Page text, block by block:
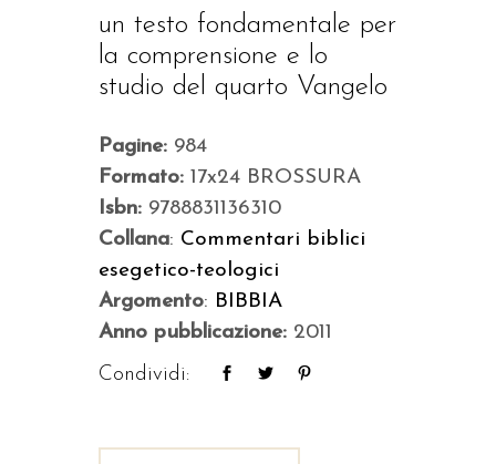
un testo fondamentale per
la comprensione e lo
studio del quarto Vangelo
Pagine: 984
Formato: 17x24 BROSSURA
Isbn: 9788831136310
Collana: Commentari biblici
esegetico-teologici
Argomento: BIBBIA
Anno pubblicazione: 2011
Condividi: